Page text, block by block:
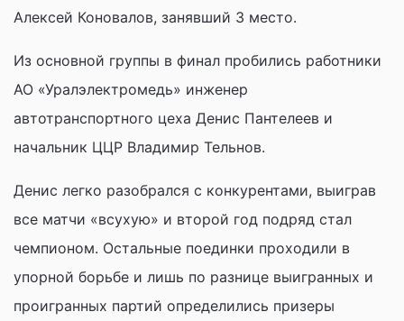
Алексей Коновалов, занявший 3 место.
Из основной группы в финал пробились работники
АО «Уралэлектромедь» инженер
автотранспортного цеха Денис Пантелеев и
начальник ЦЦР Владимир Тельнов.
Денис легко разобрался с конкурентами, выиграв
все матчи «всухую» и второй год подряд стал
чемпионом. Остальные поединки проходили в
упорной борьбе и лишь по разнице выигранных и
проигранных партий определились призеры